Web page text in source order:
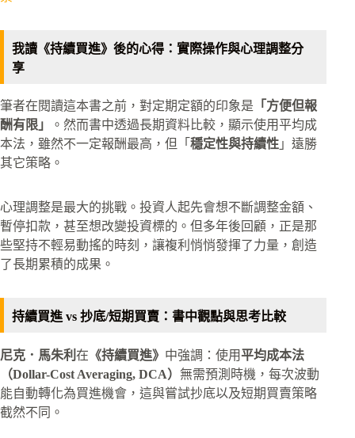
我讀《持續買進》後的心得：實際操作與心理調整分
享
筆者在閱讀這本書之前，對定期定額的印象是 「方便但報
酬有限」
。然而書中透過長期資料比較，顯示使用平均成
本法，雖然不一定報酬最高，但「 穩定性與持續性 」遠勝
其它策略。
心理調整是最大的挑戰。投資人起先會想不斷調整金額、
暫停扣款，甚至想改變投資標的。但多年後回顧，正是那
些堅持不輕易動搖的時刻，讓複利悄悄發揮了力量，創造
了長期累積的成果。
持續買進 vs 抄底/短期買賣：書中觀點與思考比較
尼克．馬朱利 在 《持續買進》 中強調：使用平均成本法
（Dollar-Cost Averaging, DCA） 無需預測時機，每次波動
能自動轉化為買進機會，這與嘗試抄底以及短期買賣策略
截然不同。​